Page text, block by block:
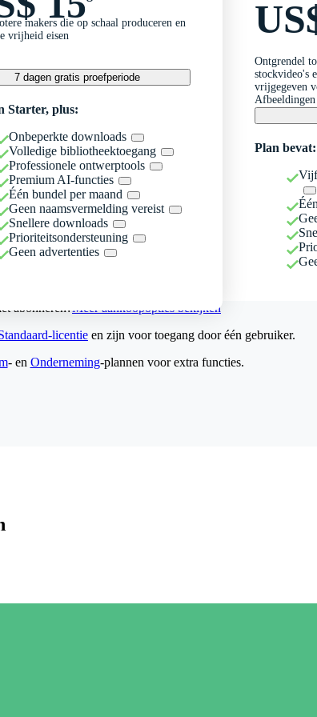
makers die op schaal produceren en
vrijheid eisen
7 dagen gratis proefperiode
Starter, plus:
Onbeperkte downloads
Volledige bibliotheektoegang
Professionele ontwerptools
Premium AI-functies
Één bundel per maand
Geen naamsvermelding vereist
Snellere downloads
Prioriteitsondersteuning
Geen advertenties
Ontgrendel
stockvideo's
vrijgegeven
Afbeeldingen
Plan bevat:
abonneren?Meer aankoopopties bekijken
licentie en zijn voor toegang door één gebruiker.
- en Onderneming-plannen voor extra functies.